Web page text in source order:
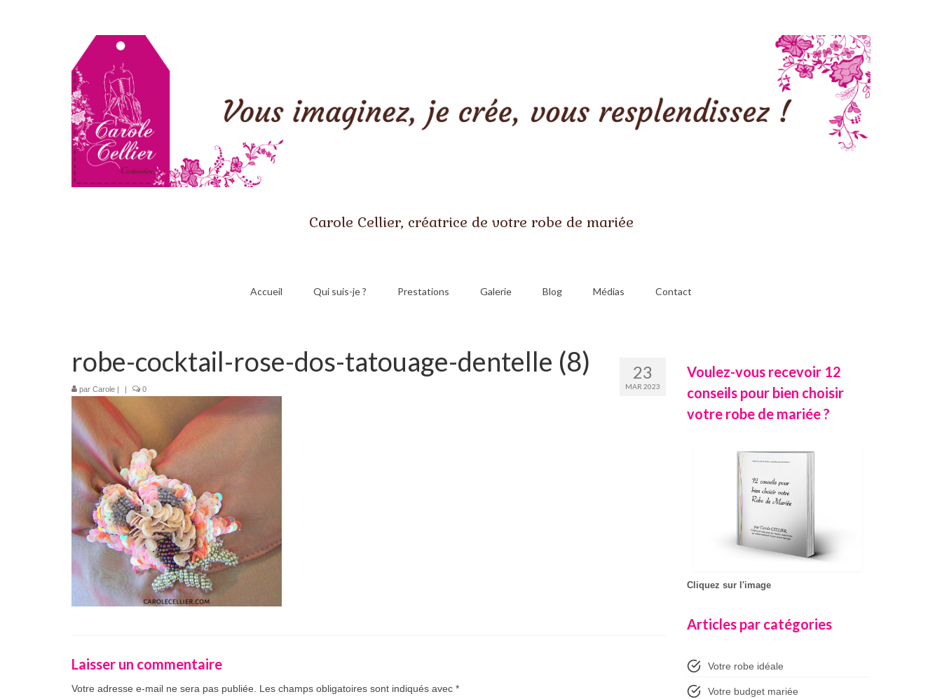
Carole Cellier, créatrice de votre robe de mariée
Accueil Qui suis-je ? Prestations Galerie Blog Médias Contact
23
MAR 2023
robe-cocktail-rose-dos-tatouage-dentelle (8)
par Carole | | 0
Laisser un commentaire
Votre adresse e-mail ne sera pas publiée. Les champs obligatoires sont indiqués avec *
Voulez-vous recevoir 12
conseils pour bien choisir
votre robe de mariée ?
Cliquez sur l'image
Articles par catégories
Votre robe idéale
Votre budget mariée